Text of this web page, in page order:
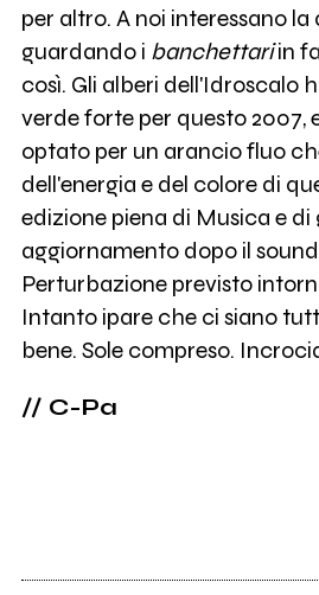
per altro. A noi interessano la
guardando i banchettariin
così. Gli alberi dell'Idroscalo
verde forte per questo 2007,
optato per un arancio fluo
dell'energia e del colore di
edizione piena di Musica e di
aggiornamento dopo il
Perturbazione previsto
Intanto ipare che ci siano
bene. Sole compreso.
// C-Pa